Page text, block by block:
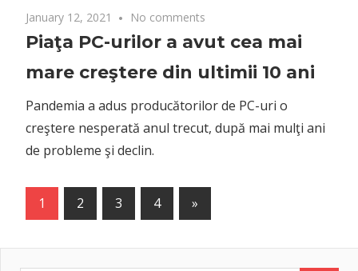
January 12, 2021 No comments
Piaţa PC-urilor a avut cea mai
mare creştere din ultimii 10 ani
Pandemia a adus producătorilor de PC-uri o
creştere nesperată anul trecut, după mai mulţi ani
de probleme şi declin.
Posts
1 2 3 4
Next
Posts
»